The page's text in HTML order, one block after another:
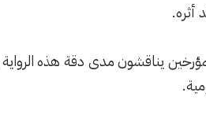
أثره.
يناقشون مدى دقة هذه الرواية